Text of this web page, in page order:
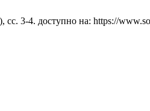
сс. 3-4. доступно на: https://